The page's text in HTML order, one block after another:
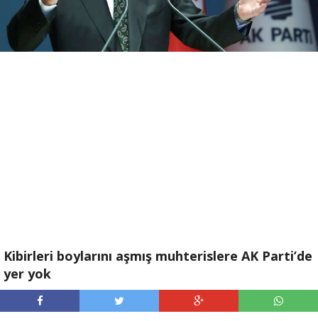
Kibirleri boylarını aşmış muhterislere AK Parti’de
yer yok